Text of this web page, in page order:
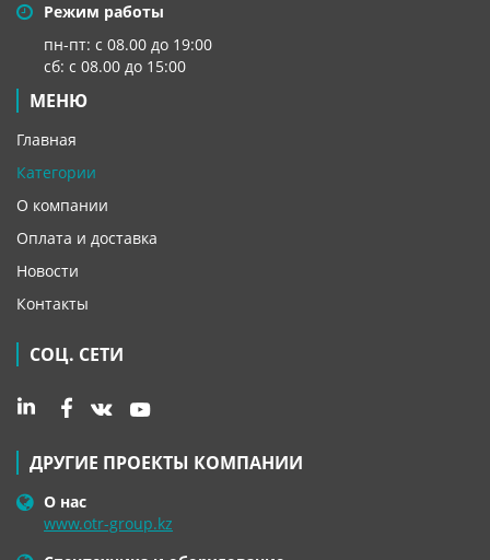
Режим работы
пн-пт: с 08.00 до 19:00
сб: с 08.00 до 15:00
МЕНЮ
Главная
Категории
О компании
Оплата и доставка
Новости
Контакты
СОЦ. СЕТИ
ДРУГИЕ ПРОЕКТЫ КОМПАНИИ
О нас
www.otr-group.kz